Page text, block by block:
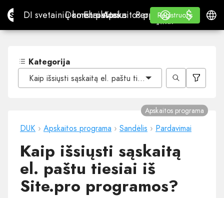
Site.proDI svetainių konstruktorius
DI svetainių konstruktorius
Domenai
DomenaiEl. paštas
El. paštasApskaitos programa
Apskaitos programa
Perpardavėjams
„WHITE LABEL“
Mokymasis
Mokymasis
Registruotis
Registruotis
Prisijungti
$
$
Kategorija
Kaip išsiųsti sąskaitą el. paštu tiesiai iš Site.pro
DUK › Apskaitos programa › Sandėlis › Pardavimai
Apskaitos programa
Kaip išsiųsti sąskaitą
el. paštu tiesiai iš
Site.pro programos?